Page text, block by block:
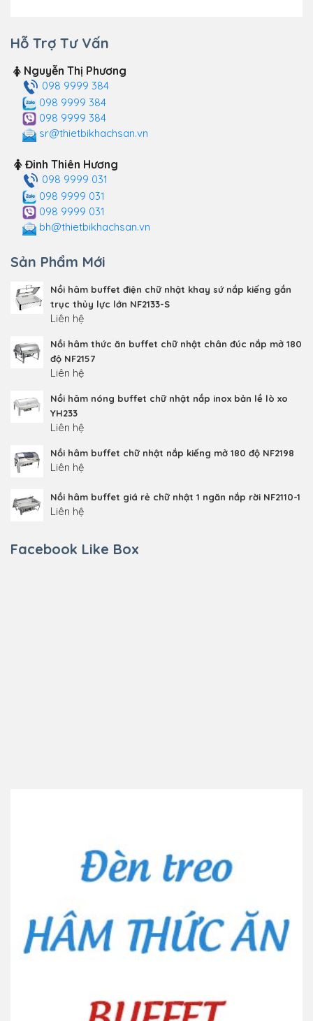
Hỗ Trợ Tư Vấn
Nguyễn Thị Phương
098 9999 384
098 9999 384
098 9999 384
sr@thietbikhachsan.vn
Đinh Thiên Hương
098 9999 031
098 9999 031
098 9999 031
bh@thietbikhachsan.vn
Sản Phẩm Mới
Nồi hâm buffet điện chữ nhật khay sứ nắp kiếng gắn
trục thủy lực lớn NF2133-S
Liên hệ
Nồi hâm thức ăn buffet chữ nhật chân đúc nắp mở 180
độ NF2157
Liên hệ
Nồi hâm nóng buffet chữ nhật nắp inox bản lề lò xo
YH233
Liên hệ
Nồi hâm buffet chữ nhật nắp kiếng mở 180 độ NF2198
Liên hệ
Nồi hâm buffet giá rẻ chữ nhật 1 ngăn nắp rời NF2110-1
Liên hệ
Facebook Like Box